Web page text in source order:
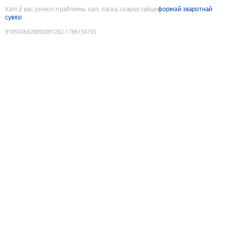
Калі ў вас узніклі праблемы, калі ласка, скарыстайцеформай зваротнай
сувязі
9185008628892081262:1786134735